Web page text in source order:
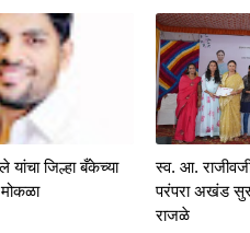
यांचा जिल्हा बँकेच्या
स्व. आ.
परंपरा अखंड
राजळे